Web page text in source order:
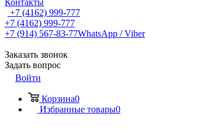
Контакты
+7 (4162) 999-777
+7 (4162) 999-777
+7 (914) 567-83-77WhatsApp / Viber
Заказать звонок
Задать вопрос
Войти
Корзина0
Избранные товары0